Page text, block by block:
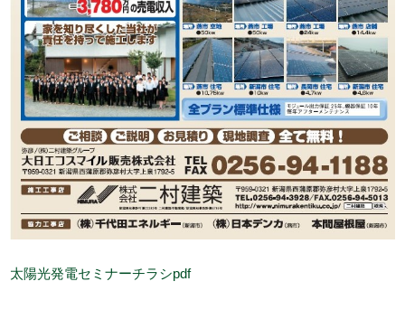
太陽光発電セミナーチラシpdf